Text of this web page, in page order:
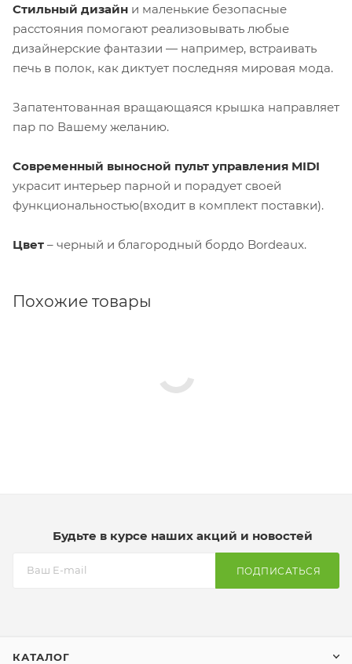
Стильный дизайн и маленькие безопасные
расстояния помогают реализовывать любые
дизайнерские фантазии — например, встраивать
печь в полок, как диктует последняя мировая мода.
Запатентованная вращающаяся крышка направляет
пар по Вашему желанию.
Современный выносной пульт управления MIDI
украсит интерьер парной и порадует своей
функциональностью(входит в комплект поставки).
Цвет – черный и благородный бордо Bordeaux.
Похожие товары
Будьте в курсе наших акций и новостей
ПОДПИСАТЬСЯ
КАТАЛОГ